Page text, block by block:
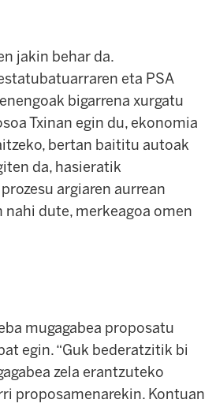
jakin behar da.
eta PSA
bigarrena xurgatu
Txinan egin du, ekonomia
bertan baititu autoak
da, hasieratik
argiaren aurrean
nahi dute, merkeagoa omen
mugagabea proposatu
egin. “Guk bederatzitik bi
zela erantzuteko
proposamenarekin. Kontuan